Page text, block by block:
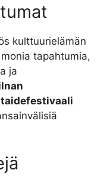
kulttuurielämän
tapahtumia,
ja